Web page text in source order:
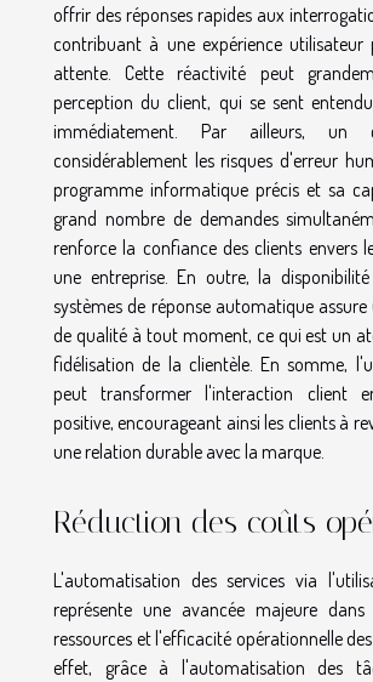
offrir des réponses rapides aux
contribuant à une expérience utilisateur
attente. Cette réactivité peut
perception du client, qui se sent
immédiatement. Par ailleurs, un
considérablement les risques d'erreur
programme informatique précis et sa
grand nombre de demandes
renforce la confiance des clients envers
une entreprise. En outre, la
systèmes de réponse automatique
de qualité à tout moment, ce qui est un
fidélisation de la clientèle. En somme,
peut transformer l'interaction client
positive, encourageant ainsi les clients à
une relation durable avec la marque.
Réduction des coûts
L'automatisation des services via
représente une avancée majeure
ressources et l'efficacité opérationnelle
effet, grâce à l'automatisation des